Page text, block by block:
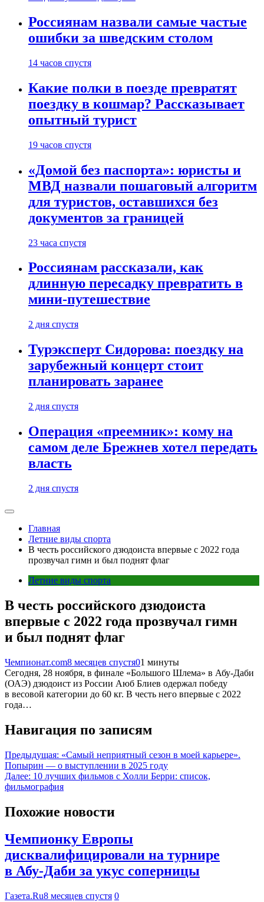
Россиянам назвали самые частые
ошибки за шведским столом
14 часов спустя
Какие полки в поезде превратят
поездку в кошмар? Рассказывает
опытный турист
19 часов спустя
«Домой без паспорта»: юристы и
МВД назвали пошаговый алгоритм
для туристов, оставшихся без
документов за границей
23 часа спустя
Россиянам рассказали, как
длинную пересадку превратить в
мини-путешествие
2 дня спустя
Турэксперт Сидорова: поездку на
зарубежный концерт стоит
планировать заранее
2 дня спустя
Операция «преемник»: кому на
самом деле Брежнев хотел передать
власть
2 дня спустя
Главная
Летние виды спорта
В честь российского дзюдоиста впервые с 2022 года
прозвучал гимн и был поднят флаг
Летние виды спорта
В честь российского дзюдоиста
впервые с 2022 года прозвучал гимн
и был поднят флаг
Чемпионат.com8 месяцев спустя01 минуты
Сегодня, 28 ноября, в финале «Большого Шлема» в Абу-Даби
(ОАЭ) дзюдоист из России Аюб Блиев одержал победу
в весовой категории до 60 кг. В честь него впервые с 2022
года…
Навигация по записям
Предыдущая: «Самый неприятный сезон в моей карьере».
Попырин — о выступлении в 2025 году
Далее: 10 лучших фильмов с Холли Берри: список,
фильмография
Похожие новости
Чемпионку Европы
дисквалифицировали на турнире
в Абу-Даби за укус соперницы
Газета.Ru8 месяцев спустя 0